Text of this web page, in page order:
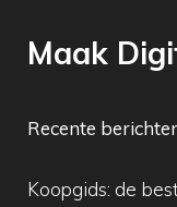
Maak
Recente
Koopgids: de